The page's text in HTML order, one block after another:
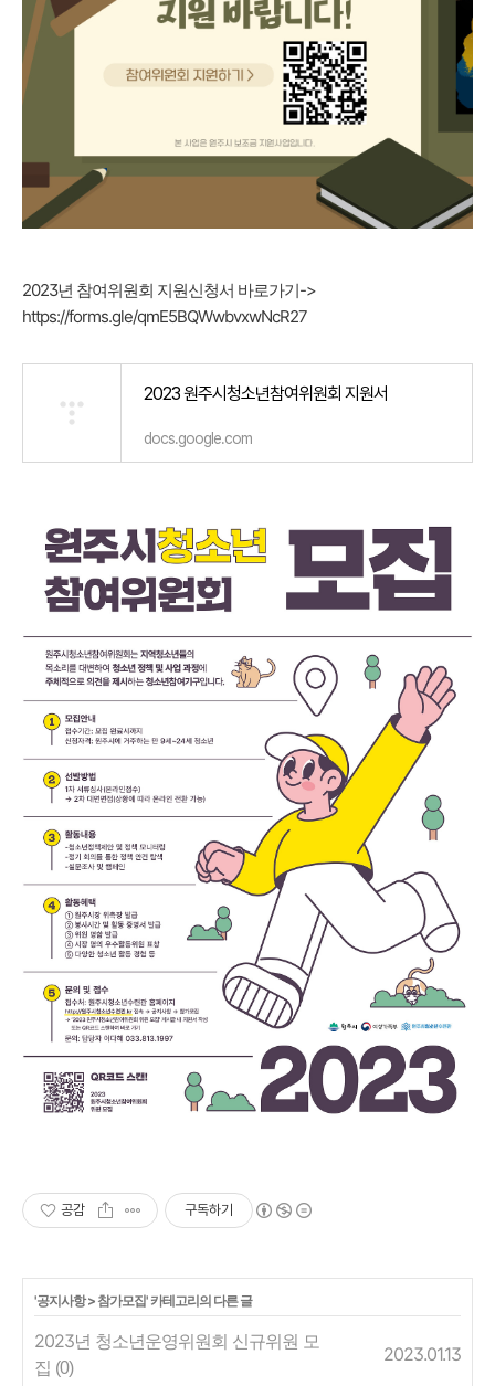
2023년 참여위원회 지원신청서 바로가기->
https://forms.gle/qmE5BQWwbvxwNcR27
2023 원주시청소년참여위원회 지원서
docs.google.com
공감 구독하기
'공지사항> 참가모집' 카테고리의 다른 글
2023년 청소년운영위원회 신규위원 모
집 (0)
2023.01.13